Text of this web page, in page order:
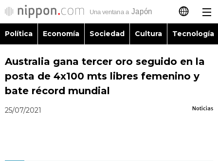
日本語
English
Política
Política Economía Sociedad Cultura Tecnología
Australia gana tercer oro seguido en la
posta de 4x100 mts libres femenino y
bate récord mundial
Noticias
25/07/2021